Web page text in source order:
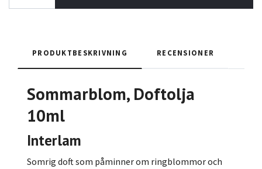
PRODUKTBESKRIVNING RECENSIONER
Sommarblom, Doftolja
10ml
Interlam
Somrig doft som påminner om ringblommor och